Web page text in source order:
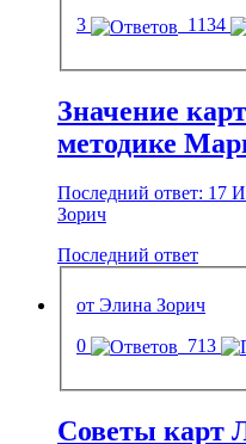
3 1134
Значение
методике
Последний ответ: 17
Зорич
Последний ответ
от Элина Зорич
0
713
Советы карт